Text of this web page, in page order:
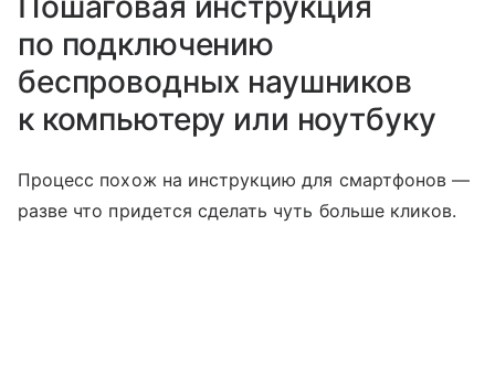
по подключению
беспроводных наушников
к компьютеру или ноутбуку
Процесс похож на инструкцию для смартфонов —
разве что придется сделать чуть больше кликов.